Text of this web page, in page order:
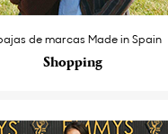
de marcas Made in Spain
Shopping